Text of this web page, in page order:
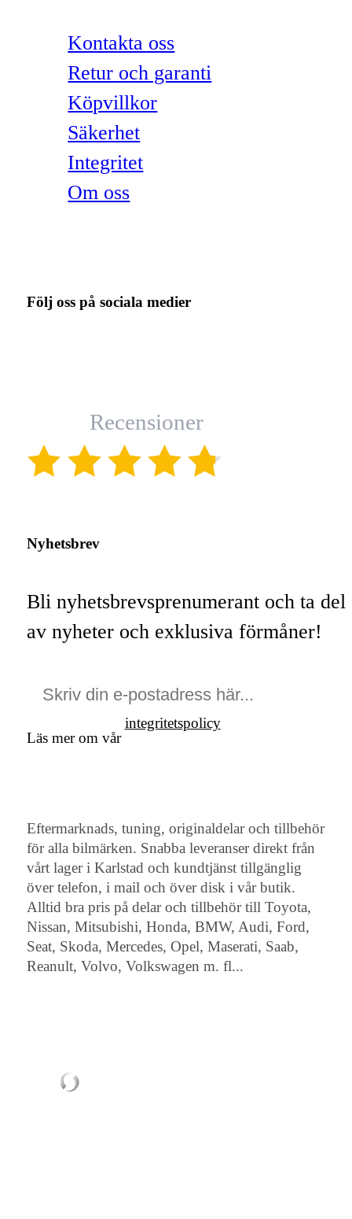
Kontakta oss
Retur och garanti
Köpvillkor
Säkerhet
Integritet
Om oss
Följ oss på sociala medier
Recensioner
Nyhetsbrev
Bli nyhetsbrevsprenumerant och ta del
av nyheter och exklusiva förmåner!
Läs mer om vår
integritetspolicy
Eftermarknads, tuning, originaldelar och tillbehör
för alla bilmärken. Snabba leveranser direkt från
vårt lager i Karlstad och kundtjänst tillgänglig
över telefon, i mail och över disk i vår butik.
Alltid bra pris på delar och tillbehör till Toyota,
Nissan, Mitsubishi, Honda, BMW, Audi, Ford,
Seat, Skoda, Mercedes, Opel, Maserati, Saab,
Reanult, Volvo, Volkswagen m. fl...